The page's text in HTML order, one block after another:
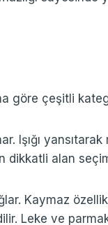
göre çeşitli
Işığı yansıtarak
dikkatli alan
Kaymaz
Leke ve